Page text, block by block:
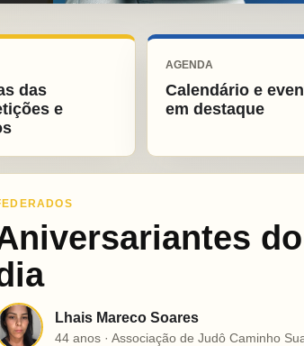
das
e
AGENDA
Calendário e
em destaque
do
L Lhais Mareco Soares
44 anos · Associação de Judô Caminho